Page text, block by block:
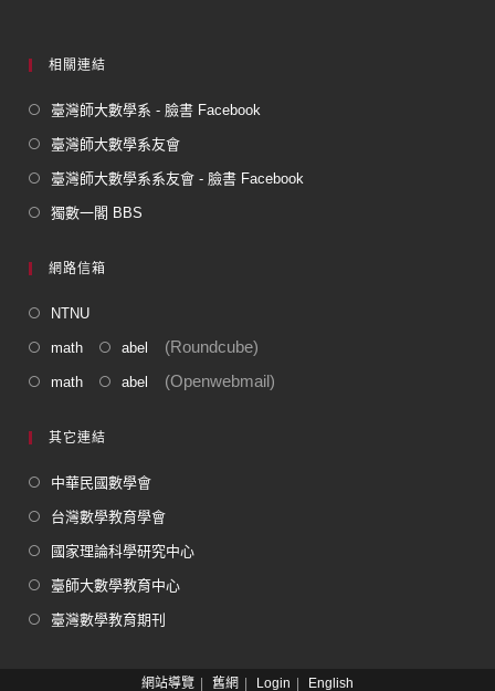
相關連結
臺灣師大數學系 - 臉書 Facebook
臺灣師大數學系友會
臺灣師大數學系系友會 - 臉書 Facebook
獨數一閣 BBS
網路信箱
NTNU
math abel (Roundcube)
math abel (Openwebmail)
其它連結
中華民國數學會
台灣數學教育學會
國家理論科學研究中心
臺師大數學教育中心
臺灣數學教育期刊
網站導覽 舊網 Login English